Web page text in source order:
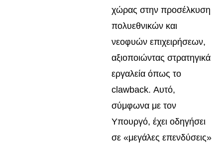
χώρας στην προσέλκυση
πολυεθνικών και
νεοφυών επιχειρήσεων,
αξιοποιώντας στρατηγικά
εργαλεία όπως το
clawback. Αυτό,
σύμφωνα με τον
Υπουργό, έχει οδηγήσει
σε «μεγάλες επενδύσεις»